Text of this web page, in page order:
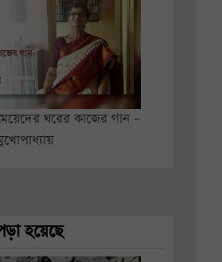
ঘরের কাজের গান –
হয়েছে